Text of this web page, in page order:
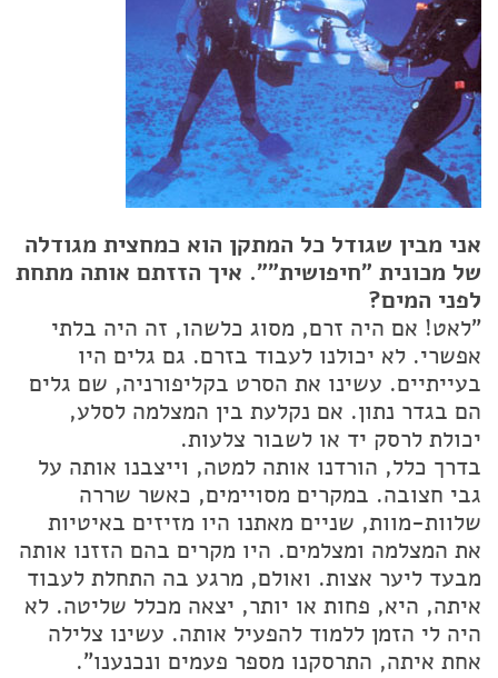
אני מבין שגודל כל המתקן הוא כמחצית מגודלה
של מכונית "חיפושית"". איך הזזתם אותה מתחת
לפני המים?
"לאט! אם היה זרם, מסוג כלשהו, זה היה בלתי
אפשרי. לא יכולנו לעבוד בזרם. גם גלים היו
בעייתיים. עשינו את הסרט בקליפורניה, שם גלים
הם בגדר נתון. אם נקלעת בין המצלמה לסלע,
יכולת לרסק יד או לשבור צלעות.
בדרך כלל, הורדנו אותה למטה, וייצבנו אותה על
גבי חצובה. במקרים מסויימים, כאשר שררה
שלוות-מוות, שניים מאתנו היו מזיזים באיטיות
את המצלמה ומצלמים. היו מקרים בהם הזזנו אותה
מבעד ליער אצות. ואולם, מרגע בה התחלת לעבוד
איתה, היא, פחות או יותר, יצאה מכלל שליטה. לא
היה לי הזמן ללמוד להפעיל אותה. עשינו צלילה
אחת איתה, התרסקנו מספר פעמים ונכנענו".